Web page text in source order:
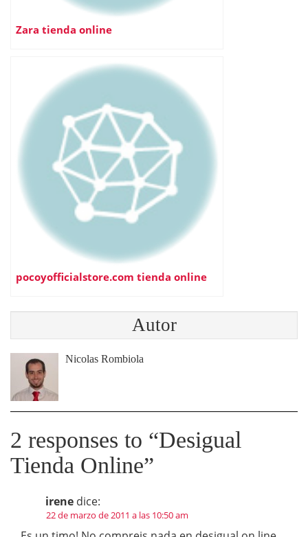
Zara tienda online
pocoyofficialstore.com tienda online
Autor
Nicolas Rombiola
2 responses to “Desigual
Tienda Online”
irene dice:
22 de marzo de 2011 a las 10:50 am